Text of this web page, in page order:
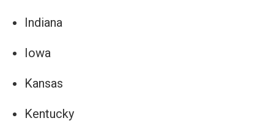
Indiana
Iowa
Kansas
Kentucky